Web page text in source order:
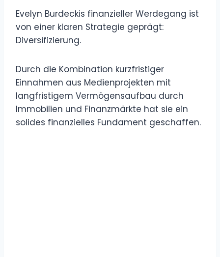
Evelyn Burdeckis finanzieller Werdegang ist
von einer klaren Strategie geprägt:
Diversifizierung.
Durch die Kombination kurzfristiger
Einnahmen aus Medienprojekten mit
langfristigem Vermögensaufbau durch
Immobilien und Finanzmärkte hat sie ein
solides finanzielles Fundament geschaffen.